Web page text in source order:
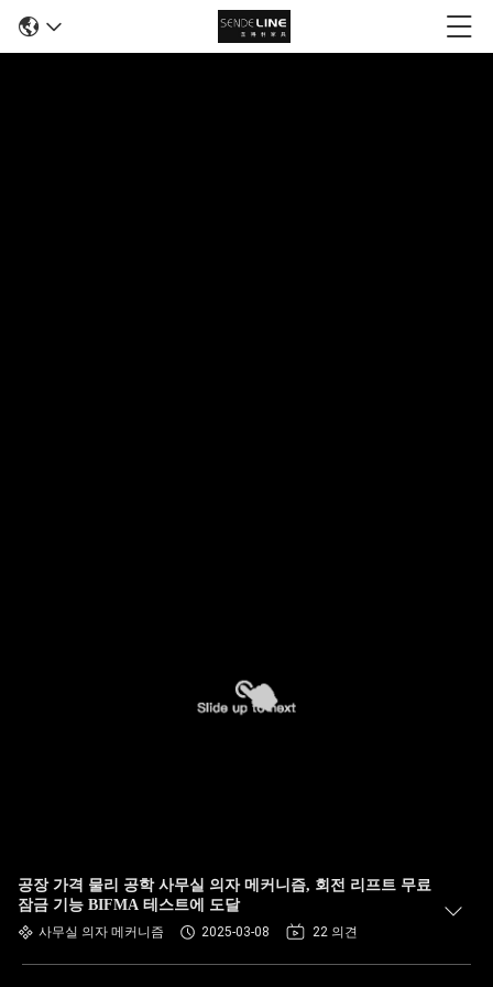
공장 가격 물리 공학 사무실 의자 메커니즘, 회전 리프트 무료
잠금 기능 BIFMA 테스트에 도달
사무실 의자 메커니즘 2025-03-08 22 의견